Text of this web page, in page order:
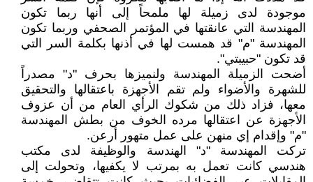
موجودة لدى زميلة لها ملمحاً إلى أنها ربما تكون
المهندسة التي عانقتها في المؤتمر الصحفي وربما تكون
المهندسة "م" قد همست لها في أذنها بكلمة السر التي
قد تكون "حبيبتي".
أضحت الزميلة المهندسة ولنميزها بحرف "د" مصدراً
للشهرة والأضواء ولم تقم الأجهزة باعتقالها والتحقيق
معها، فزاد ذلك من شكوك الرأي العام من أن عزوف
الأجهزة عن اعتقالها مرده الخوف من بطش المهندسة
"م" وإقدام إي منهن على عمل متهور أرعن.
تركت المهندسة "د" الهندسة والوظيفة لدى مكتب
هندسي كانت تعمل به بمرتب لا يكفيها، وتحولت إلى